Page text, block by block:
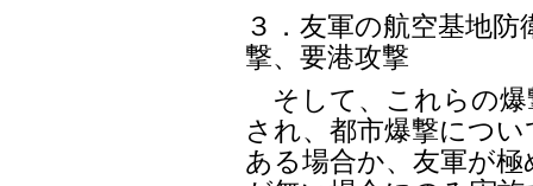
３．友軍の航空基地
撃、要港攻撃
そして、これらの爆
され、都市爆撃につ
ある場合か、友軍が